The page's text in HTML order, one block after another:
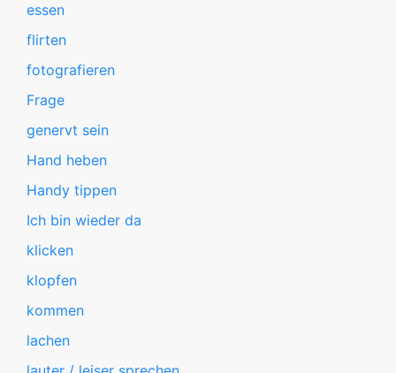
essen
flirten
fotografieren
Frage
genervt sein
Hand heben
Handy tippen
Ich bin wieder da
klicken
klopfen
kommen
lachen